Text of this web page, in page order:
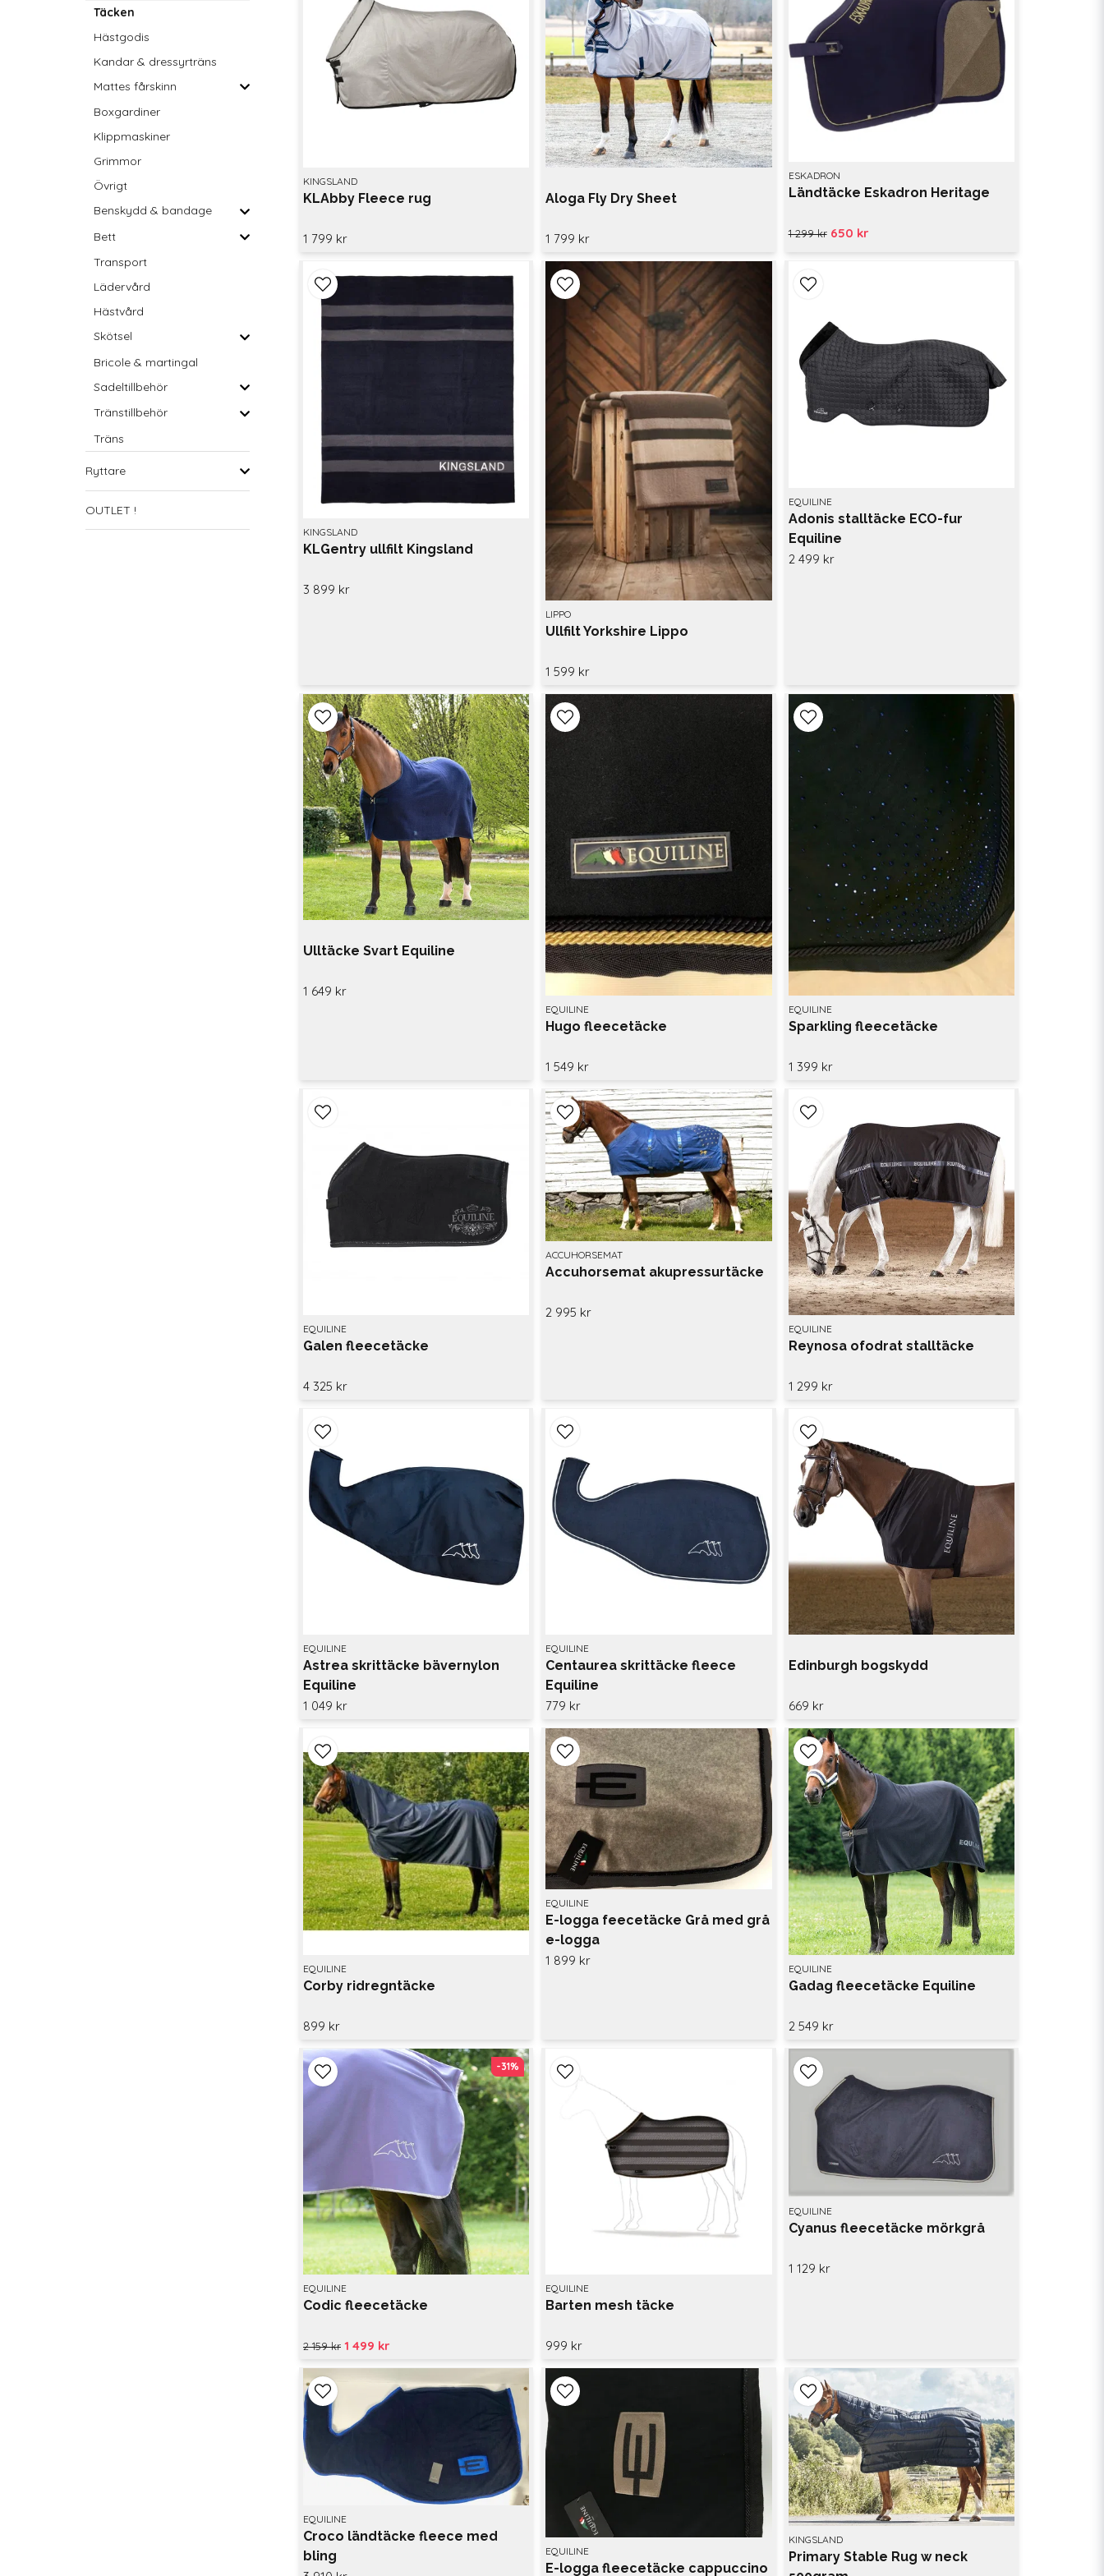
Täcken
Hästgodis
Kandar & dressyrträns
Mattes fårskinn
Boxgardiner
Klippmaskiner
Grimmor
Övrigt
Benskydd & bandage
Bett
Transport
Lädervård
Hästvård
Skötsel
Bricole & martingal
Sadeltillbehör
Tränstillbehör
Träns
Ryttare
OUTLET !
KINGSLAND
KLAbby Fleece rug
1 799 kr
Aloga Fly Dry Sheet
1 799 kr
ESKADRON
Ländtäcke Eskadron Heritage
1 299 kr 650 kr
KINGSLAND
KLGentry ullfilt Kingsland
3 899 kr
LIPPO
Ullfilt Yorkshire Lippo
1 599 kr
EQUILINE
Adonis stalltäcke ECO-fur
Equiline
2 499 kr
Ulltäcke Svart Equiline
1 649 kr
EQUILINE
Hugo fleecetäcke
1 549 kr
EQUILINE
Sparkling fleecetäcke
1 399 kr
EQUILINE
Galen fleecetäcke
4 325 kr
ACCUHORSEMAT
Accuhorsemat akupressurtäcke
2 995 kr
EQUILINE
Reynosa ofodrat stalltäcke
1 299 kr
EQUILINE
Astrea skrittäcke bävernylon
Equiline
1 049 kr
EQUILINE
Centaurea skrittäcke fleece
Equiline
779 kr
Edinburgh bogskydd
669 kr
EQUILINE
Corby ridregntäcke
899 kr
EQUILINE
E-logga feecetäcke Grå med grå
e-logga
1 899 kr
EQUILINE
Gadag fleecetäcke Equiline
2 549 kr
EQUILINE
Codic fleecetäcke
2 159 kr 1 499 kr
-31%
-31%
EQUILINE
Barten mesh täcke
999 kr
EQUILINE
Cyanus fleecetäcke mörkgrå
1 129 kr
EQUILINE
Croco ländtäcke fleece med
bling
EQUILINE
E-logga fleecetäcke cappuccino
KINGSLAND
Primary Stable Rug w neck